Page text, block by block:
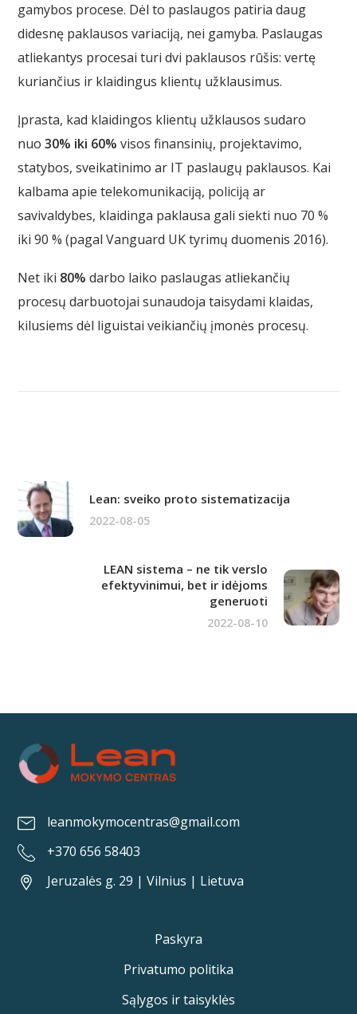
gamybos procese. Dėl to paslaugos patiria daug
didesnę paklausos variaciją, nei gamyba. Paslaugas
atliekantys procesai turi dvi paklausos rūšis: vertę
kuriančius ir klaidingus klientų užklausimus.
Įprasta, kad klaidingos klientų užklausos sudaro
nuo 30% iki 60% visos finansinių, projektavimo,
statybos, sveikatinimo ar IT paslaugų paklausos. Kai
kalbama apie telekomunikaciją, policiją ar
savivaldybes, klaidinga paklausa gali siekti nuo 70 %
iki 90 % (pagal Vanguard UK tyrimų duomenis 2016).
Net iki 80% darbo laiko paslaugas atliekančių
procesų darbuotojai sunaudoja taisydami klaidas,
kilusiems dėl liguistai veikiančių įmonės procesų.
Lean: sveiko proto sistematizacija
2022-08-05
LEAN sistema – ne tik verslo
efektyvinimui, bet ir idėjoms
generuoti
2022-08-10
leanmokymocentras@gmail.com
+370 656 58403
Jeruzalės g. 29 | Vilnius | Lietuva
Paskyra
Privatumo politika
Sąlygos ir taisyklės